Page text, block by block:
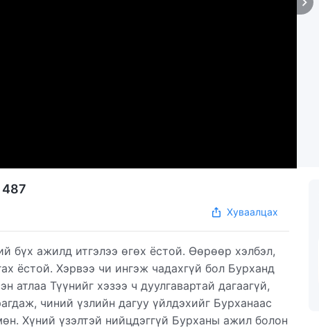
487
Хуваалцах
бүх ажилд итгэлээ өгөх ёстой. Өөрөөр хэлбэл,
ёстой. Хэрвээ чи ингэж чадахгүй бол Бурханд
атлаа Түүнийг хэзээ ч дуулгавартай дагаагүй,
чиний үзлийн дагуу үйлдэхийг Бурханаас
Хүний үзэлтэй нийцдэггүй Бурханы ажил болон